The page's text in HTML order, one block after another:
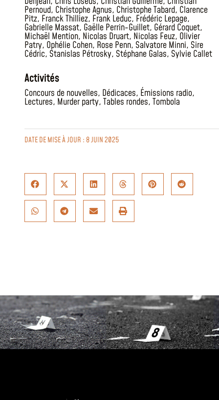
Pernoud, Christophe Agnus, Christophe Tabard, Clarence
Pitz, Franck Thilliez, Frank Leduc, Frédéric Lepage,
Gabrielle Massat, Gaëlle Perrin-Guillet, Gérard Coquet,
Michaël Mention, Nicolas Druart, Nicolas Feuz, Olivier
Patry, Ophélie Cohen, Rose Penn, Salvatore Minni, Sire
Cédric, Stanislas Pétrosky, Stéphane Galas, Sylvie Callet
Activités
Concours de nouvelles, Dédicaces, Émissions radio,
Lectures, Murder party, Tables rondes, Tombola
DATE DE MISE À JOUR : 8 JUIN 2025